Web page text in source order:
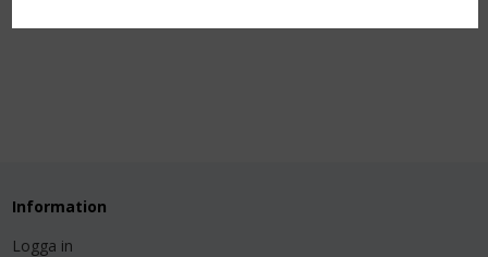
Information
Logga in